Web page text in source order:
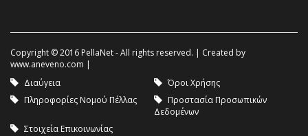
Copyright © 2016 PellaNet - All rights reserved. | Created by
www.aneveno.com |
Διαύγεια
Όροι Χρήσης
Πληροφορίες Νομού Πέλλας
Προστασία Προσωπικών
Δεδομένων
Στοιχεία Επικοινωνίας